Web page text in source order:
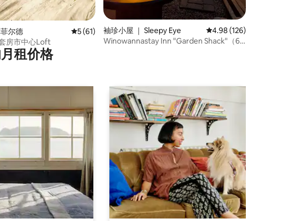
，共 36 条评价
尔德 平均评分 5 分（满分 5 分），共 61 条评价
5 (61)
房市中心Loft
袖珍小屋 ｜ Sleepy Eye 平均评分 4.98 分（满
4.98 (126)
Winowannastay Inn "Garden Shack"（6
租价格